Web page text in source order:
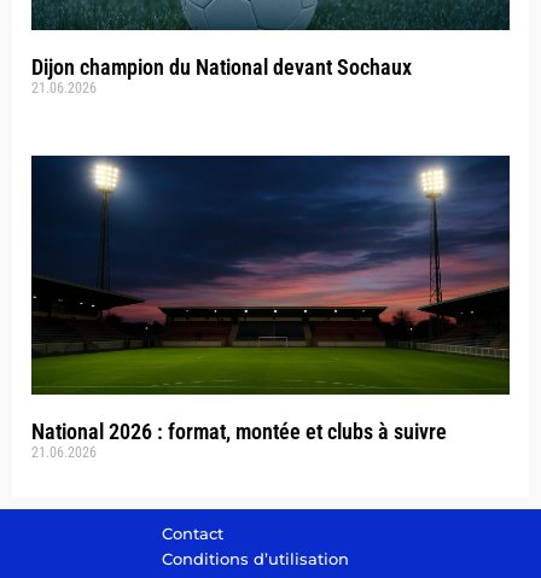
Dijon champion du National devant Sochaux
21.06.2026
National 2026 : format, montée et clubs à suivre
21.06.2026
Contact
Conditions d’utilisation